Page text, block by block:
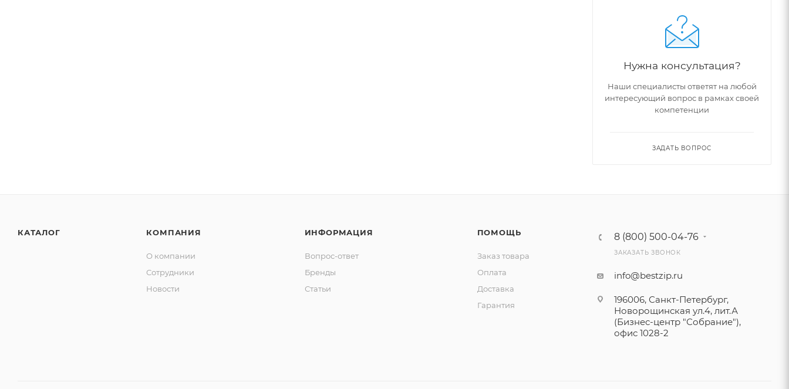
Нужна консультация?
Наши специалисты ответят на любой
интересующий вопрос в рамках своей
компетенции
ЗАДАТЬ ВОПРОС
КАТАЛОГ КОМПАНИЯ
О компании
Сотрудники
Новости
ИНФОРМАЦИЯ
Вопрос-ответ
Бренды
Статьи
ПОМОЩЬ
Заказ товара
Оплата
Доставка
Гарантия
8 (800) 500-04-76
ЗАКАЗАТЬ ЗВОНОК
info@bestzip.ru
196006, Санкт-Петербург,
Новорощинская ул.4, лит.А
(Бизнес-центр "Собрание"),
офис 1028-2